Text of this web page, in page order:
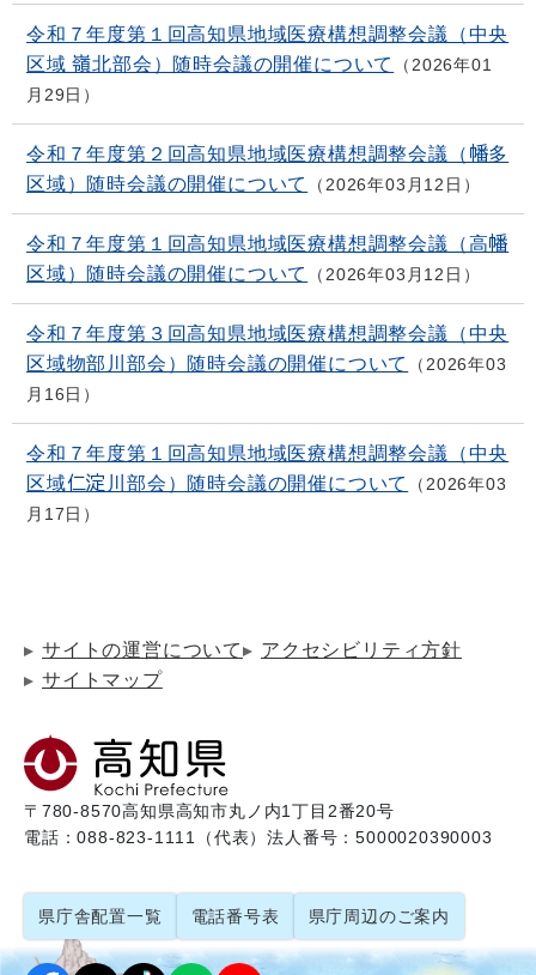
令和７年度第１回高知県地域医療構想調整会議（中央
区域 嶺北部会）随時会議の開催について
2026年01
月29日
令和７年度第２回高知県地域医療構想調整会議（幡多
区域）随時会議の開催について
2026年03月12日
令和７年度第１回高知県地域医療構想調整会議（高幡
区域）随時会議の開催について
2026年03月12日
令和７年度第３回高知県地域医療構想調整会議（中央
区域物部川部会）随時会議の開催について
2026年03
月16日
令和７年度第１回高知県地域医療構想調整会議（中央
区域仁淀川部会）随時会議の開催について
2026年03
月17日
サイトの運営について
アクセシビリティ方針
サイトマップ
〒780-8570高知県高知市丸ノ内1丁目2番20号
電話：088-823-1111（代表）法人番号：5000020390003
県庁舎配置一覧 電話番号表 県庁周辺のご案内